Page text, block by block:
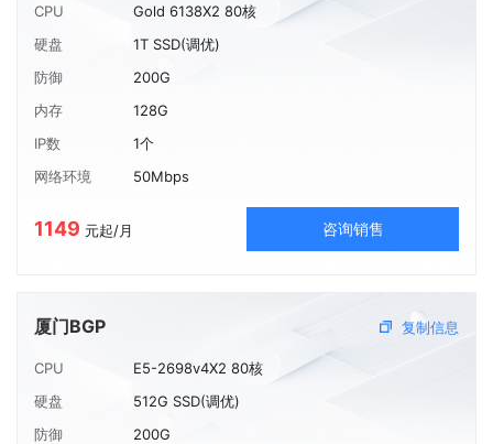
CPU
Gold 6138X2 80核
硬盘
1T SSD(调优)
防御
200G
内存
128G
IP数
1个
网络环境
50Mbps
1149 元起/月 咨询销售
厦门BGP 复制信息
CPU
E5-2698v4X2 80核
硬盘
512G SSD(调优)
防御
200G